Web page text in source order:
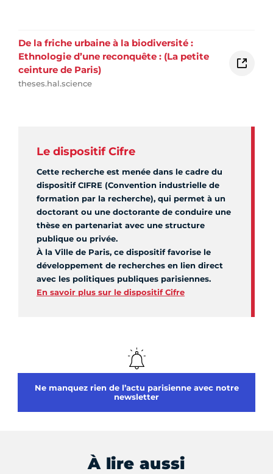
De la friche urbaine à la biodiversité :
Ethnologie d’une reconquête : (La petite
ceinture de Paris)
theses.hal.science
Le dispositif Cifre
Cette recherche est menée dans le cadre du
dispositif CIFRE (Convention industrielle de
formation par la recherche), qui permet à un
doctorant ou une doctorante de conduire une
thèse en partenariat avec une structure
publique ou privée.
À la Ville de Paris, ce dispositif favorise le
développement de recherches en lien direct
avec les politiques publiques parisiennes.
En savoir plus sur le dispositif Cifre
Ne manquez rien de l’actu parisienne avec notre
newsletter
À lire aussi